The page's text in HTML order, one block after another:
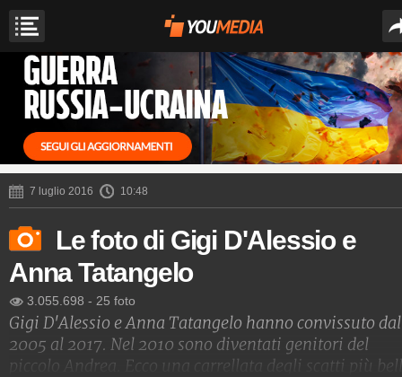
7 luglio 2016 10:48
Le foto di Gigi D'Alessio e
Anna Tatangelo
3.055.698 - 25 foto
Gigi D'Alessio e Anna Tatangelo hanno convissuto dal
2005 al 2017. Nel 2010 sono diventati genitori del
piccolo Andrea. Ecco una carrellata degli scatti più